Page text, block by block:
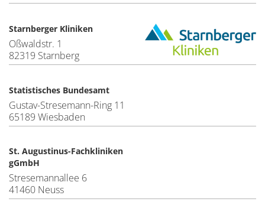
Starnberger Kliniken
Oßwaldstr. 1
82319 Starnberg
Statistisches Bundesamt
Gustav-Stresemann-Ring 11
65189 Wiesbaden
St. Augustinus-Fachkliniken
gGmbH
Stresemannallee 6
41460 Neuss